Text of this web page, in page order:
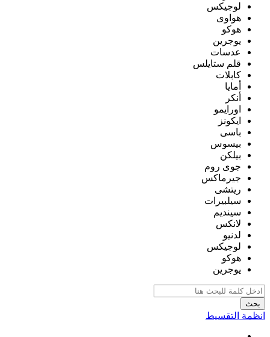
لوجيكس
هواوى
هوكو
يوجرين
عدسات
قلم ستايلس
كابلات
أمايا
أنكر
اورايمو
ايكونز
باسى
بيسوس
بيلكن
جوى روم
جيرماكس
ريتشى
سيلبيرات
سينديم
لانكس
لدنيو
لوجيكس
هوكو
يوجرين
بحث
انظمة التقسيط